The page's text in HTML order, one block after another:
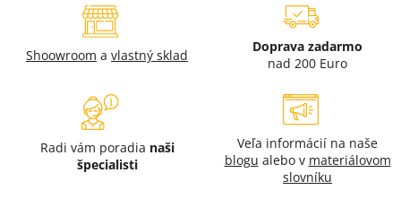
Shoowroom a vlastný sklad
Doprava zadarmo
nad 200 Euro
Radi vám poradia naši
špecialisti
Veľa informácií na naše
blogu alebo v materiálovom
slovníku